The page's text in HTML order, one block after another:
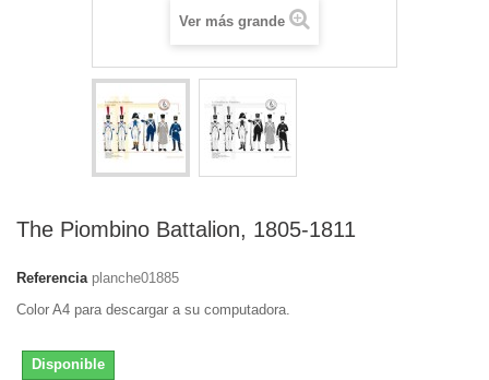
Ver más grande
The Piombino Battalion, 1805-1811
Referencia planche01885
Color A4 para descargar a su computadora.
Disponible